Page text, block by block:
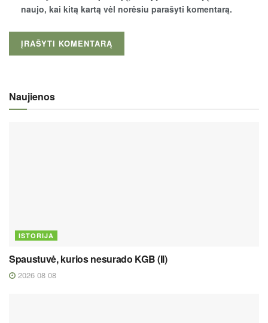
naujo, kai kitą kartą vėl norėsiu parašyti komentarą.
Naujienos
ISTORIJA
Spaustuvė, kurios nesurado KGB (II)
2026 08 08